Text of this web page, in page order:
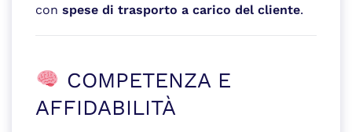
con spese di trasporto a carico del cliente.
COMPETENZA E
AFFIDABILITÀ